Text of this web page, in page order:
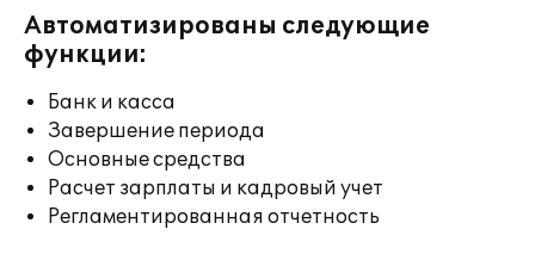
Автоматизированы следующие
функции:
Банк и касса
Завершение периода
Основные средства
Расчет зарплаты и кадровый учет
Регламентированная отчетность